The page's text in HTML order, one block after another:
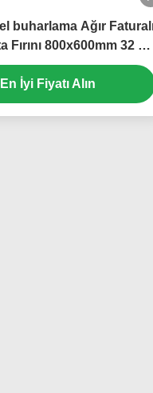
buharlama Ağır
Fırını 800x600mm 32 15
16 tepsisi Paslanmaz
arabayı çörek pan rack
En İyi Fiyatı Alın